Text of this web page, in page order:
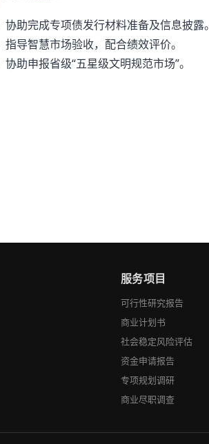
协助完成专项债发行材料准备及信息披露。
指导智慧市场验收，配合绩效评价。
协助申报省级“五星级文明规范市场”。
服务项目
可行性研究报告
商业计划书
社会稳定风险评估
资金申请报告
专项规划调研
商业尽职调查